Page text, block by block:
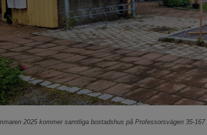
2025 kommer samtliga bostadshus på Professorsvägen 35-167